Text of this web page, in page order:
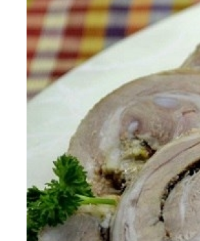
Как Повторно
После Варки Риса
Стильный Маникюр
Необычная Пицца